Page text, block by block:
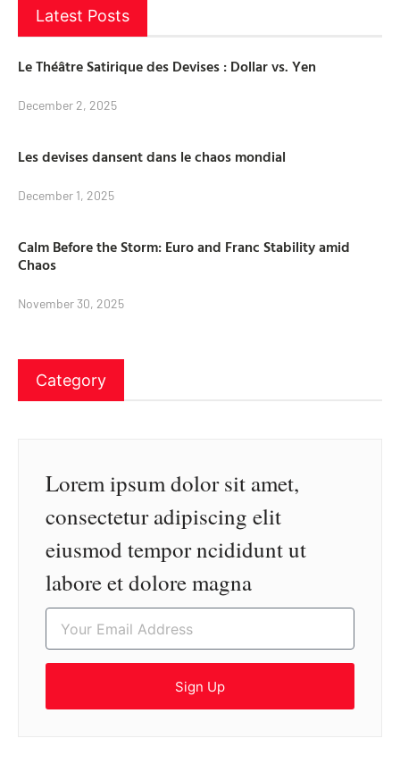
Latest Posts
Le Théâtre Satirique des Devises : Dollar vs. Yen
December 2, 2025
Les devises dansent dans le chaos mondial
December 1, 2025
Calm Before the Storm: Euro and Franc Stability amid
Chaos
November 30, 2025
Category
Lorem ipsum dolor sit amet,
consectetur adipiscing elit
eiusmod tempor ncididunt ut
labore et dolore magna
Sign Up